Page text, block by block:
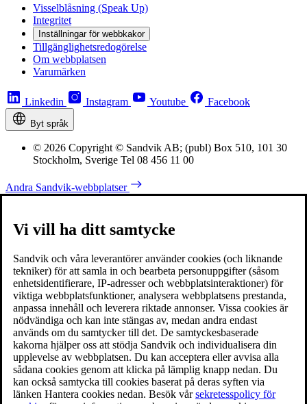
Visselblåsning (Speak Up)
Integritet
Inställningar för webbkakor
Tillgänglighetsredogörelse
Om webbplatsen
Varumärken
Linkedin Instagram Youtube Facebook
Byt språk
© 2026 Copyright © Sandvik AB; (publ) Box 510, 101 30
Stockholm, Sverige Tel 08 456 11 00
Andra Sandvik-webbplatser
Vi vill ha ditt samtycke
Sandvik och våra leverantörer använder cookies (och liknande
tekniker) för att samla in och bearbeta personuppgifter (såsom
enhetsidentifierare, IP-adresser och webbplatsinteraktioner) för
viktiga webbplatsfunktioner, analysera webbplatsens prestanda,
anpassa innehåll och leverera riktade annonser. Vissa cookies är
nödvändiga och kan inte stängas av, medan andra endast
används om du samtycker till det. De samtyckesbaserade
kakorna hjälper oss att stödja Sandvik och individualisera din
upplevelse av webbplatsen. Du kan acceptera eller avvisa alla
sådana cookies genom att klicka på lämplig knapp nedan. Du
kan också samtycka till cookies baserat på deras syften via
länken Hantera cookies nedan. Besök vårsekretesspolicy för